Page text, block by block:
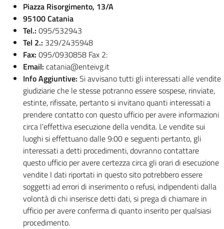
Piazza Risorgimento, 13/A
95100 Catania
Tel.: 095/532943
Tel 2.: 329/2435948
Fax: 095/0930858 Fax 2:
Email: catania@enteivg.it
Info Aggiuntive: Si avvisano tutti gli interessati alle vendite
giudiziarie che le stesse potranno essere sospese, rinviate,
estinte, rifissate, pertanto si invitano quanti interessati a
prendere contatto con questo ufficio per avere informazioni
circa l'effettiva esecuzione della vendita. Le vendite sui
luoghi si effettuano dalle 9:00 e seguenti pertanto, gli
interessati a detti procedimenti, dovranno contattare
questo ufficio per avere certezza circa gli orari di esecuzione
vendite I dati riportati in questo sito potrebbero essere
soggetti ad errori di inserimento o refusi, indipendenti dalla
volontà di chi inserisce detti dati, si prega di chiamare in
ufficio per avere conferma di quanto inserito per qualsiasi
procedimento.